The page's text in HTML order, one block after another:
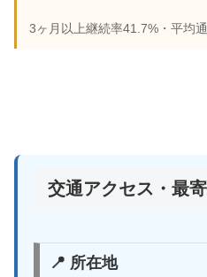
3ヶ月以上継続率41.7%・平均
交通アクセス・最
📍 所在地